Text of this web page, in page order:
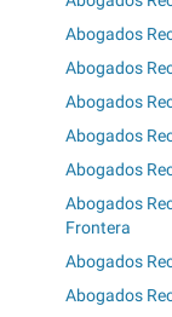
Abogados
Abogados
Abogados
Abogados
Abogados
Abogados
Frontera
Abogados
Abogados